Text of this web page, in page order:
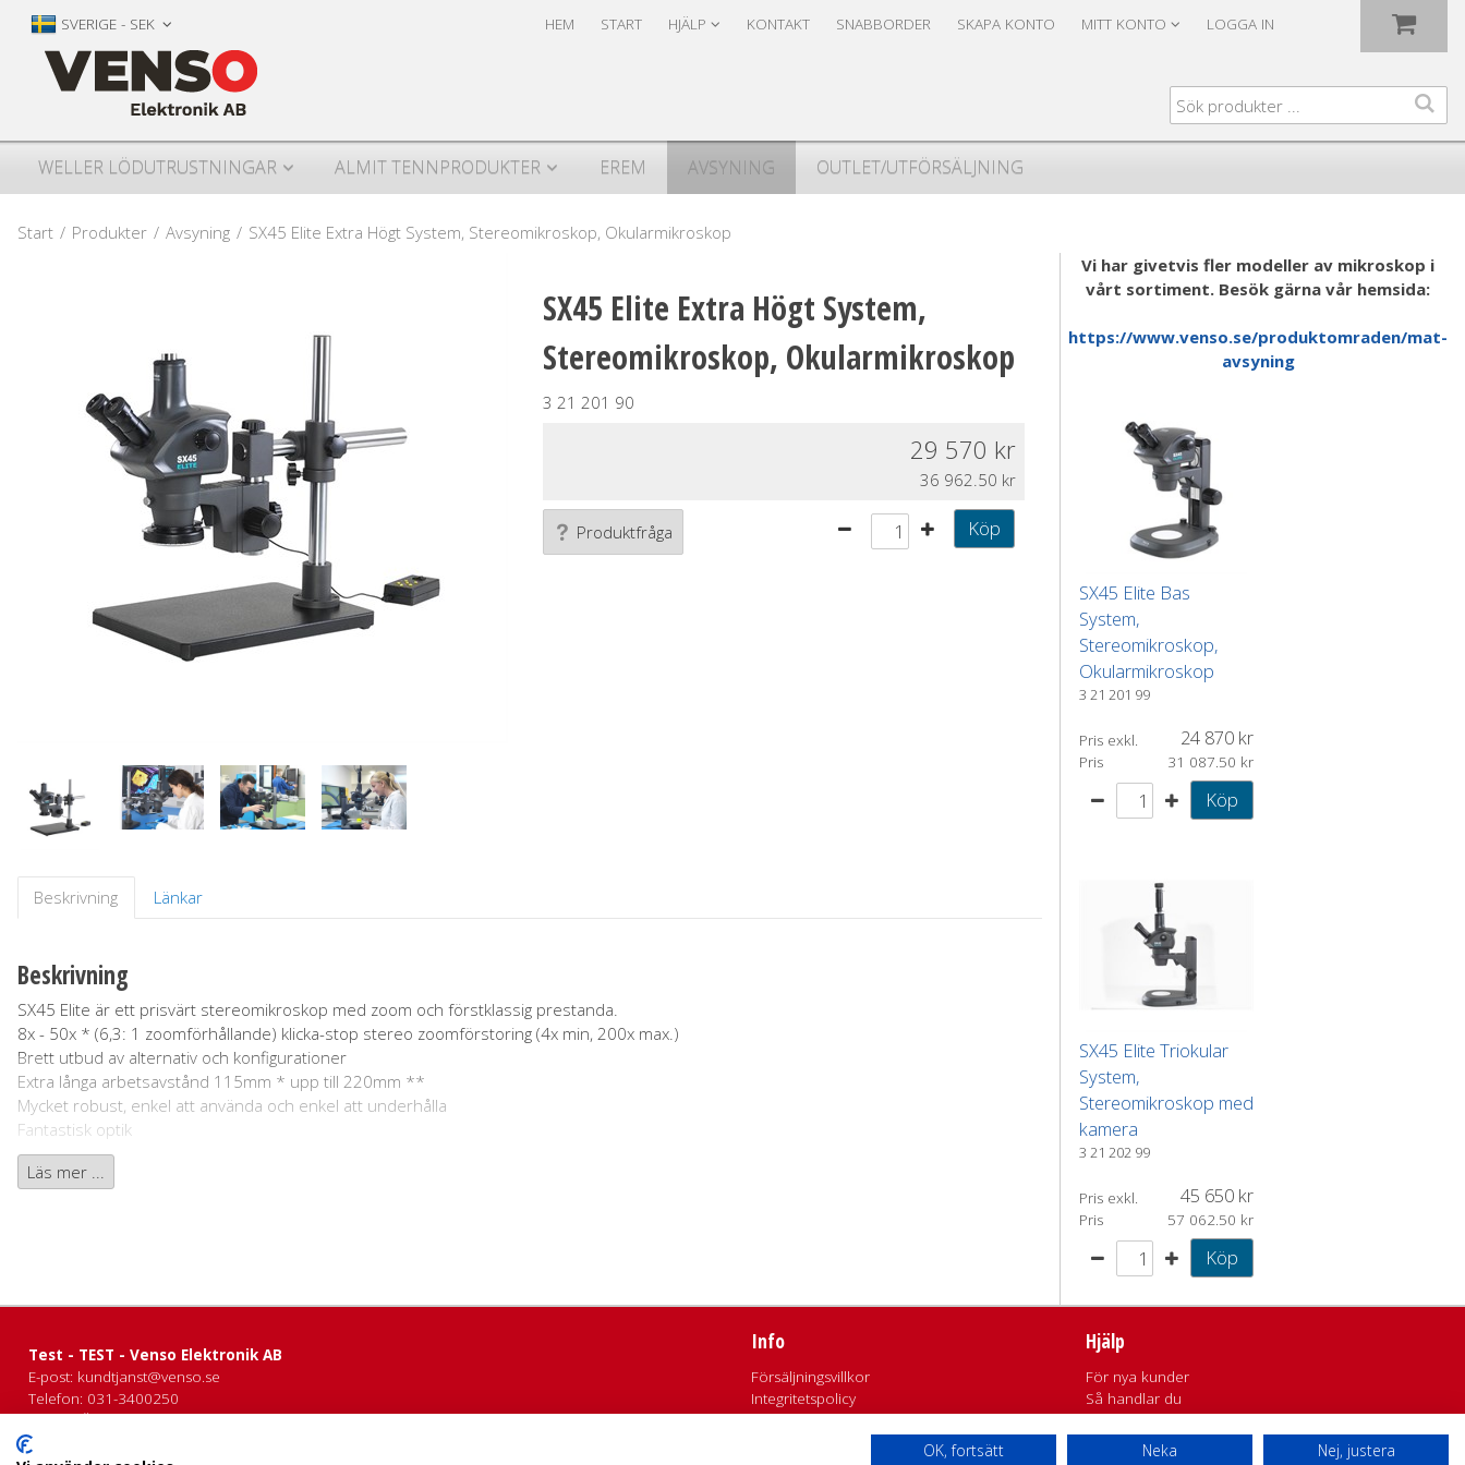
SVERIGE - SEK HEM START HJÄLP
Säkerhet & Cookies KONTAKT SNABBORDER SKAPA KONTO MITT KONTO LOGGA IN
WELLER LÖDUTRUSTNINGAR ALMIT TENNPRODUKTER EREM AVSYNING OUTLET/UTFÖRSÄLJNING
Start / Produkter / Avsyning / SX45 Elite Extra Högt System, Stereomikroskop, Okularmikroskop
SX45 Elite Extra Högt System,
Stereomikroskop, Okularmikroskop
3 21 201 90
29 570
36 962.50
Produktfråga Köp
Beskrivning Länkar
Beskrivning
SX45 Elite är ett prisvärt stereomikroskop med zoom och förstklassig prestanda.
8x - 50x * (6,3: 1 zoomförhållande) klicka-stop stereo zoomförstoring (4x min, 200x max.)
Brett utbud av alternativ och konfigurationer
Extra långa arbetsavstånd 115mm * upp till 220mm **
Mycket robust, enkel att använda och enkel att underhålla
Fantastisk optik
* Med standard X1.0 Objektiv
Paketet innehåller:
Zoomenheten: SX45 Elite Stereomikroskop
Stativ: Pelarstativ Elite
Okular: 10x linser (par)
Läs mer ...
Vi har givetvis fler modeller av mikroskop i
vårt sortiment. Besök gärna vår hemsida:
https://www.venso.se/produktomraden/mat-
avsyning
SX45 Elite Bas
System,
Stereomikroskop,
Okularmikroskop
3 21 201 99
Pris exkl. 24 870
Pris 31 087.50
Köp
SX45 Elite Triokular
System,
Stereomikroskop med
kamera
3 21 202 99
Pris exkl. 45 650
Pris 57 062.50
Köp
Test - TEST - Venso Elektronik AB
E-post: kundtjanst@venso.se
Telefon: 031-3400250
Adress: Ögärdesvägen 21
Info
Försäljningsvillkor
Integritetspolicy
Hjälp
För nya kunder
Så handlar du
Mitt konto
OK, fortsätt Neka Nej, justera